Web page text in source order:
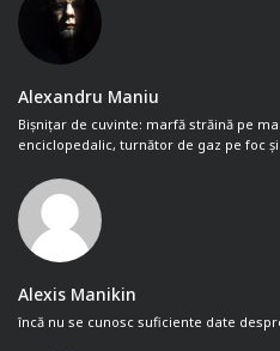
Alexandru Maniu
Bișnițar de cuvinte: marfă străină pe
enciclopedalic, turnător de gaz pe foc
Alexis Manikin
încă nu se cunosc suficiente date